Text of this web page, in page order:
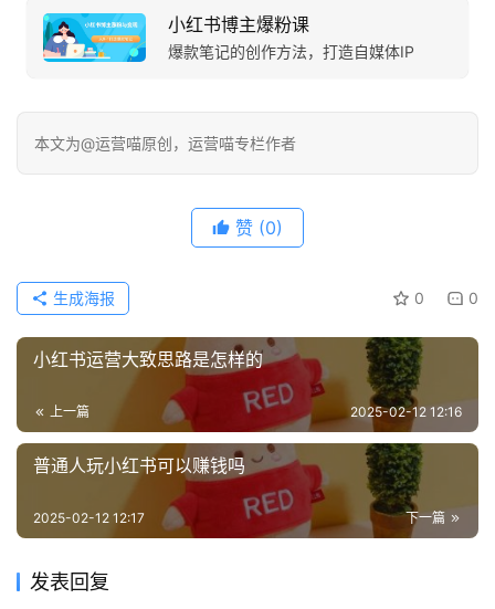
小红书博主爆粉课
爆款笔记的创作方法，打造自媒体IP
本文为@运营喵原创，运营喵专栏作者
赞 (0)
0 0
生成海报
小红书运营大致思路是怎样的
上一篇 2025-02-12 12:16
普通人玩小红书可以赚钱吗
下一篇
2025-02-12 12:17
发表回复